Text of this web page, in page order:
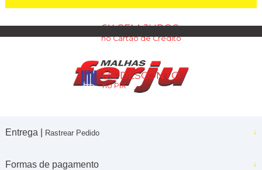
6X SEM JUROS
no Cartão de Crédito
5% DESCONTO
no PIX
Entrega | Rastrear Pedido
Formas de pagamento